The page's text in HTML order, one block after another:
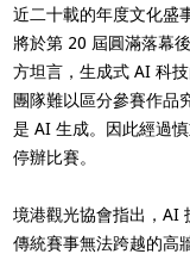
近二十載的年度文化盛
將於第 20 屆圓滿落幕
方坦言，生成式 AI 科
團隊難以區分參賽作品
是 AI 生成。因此經過
停辦比賽。
境港觀光協會指出，AI
傳統賽事無法跨越的高